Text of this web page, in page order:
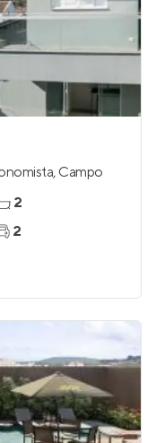
, Campo
2
2